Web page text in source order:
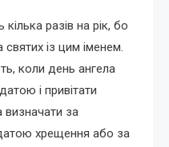
разів на рік, бо
святих із цим іменем.
коли день ангела
і привітати
визначати за
хрещення або за